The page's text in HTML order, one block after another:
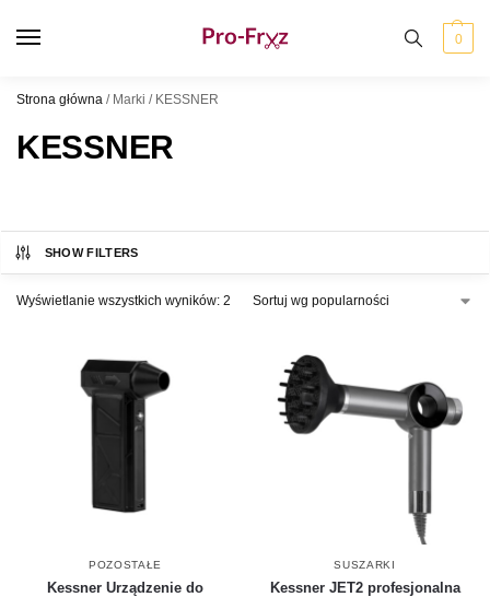
0
Strona główna / Marki / KESSNER
KESSNER
SHOW FILTERS
Wyświetlanie wszystkich wyników: 2
POZOSTAŁE
Kessner Urządzenie do
SUSZARKI
Kessner JET2 profesjonalna